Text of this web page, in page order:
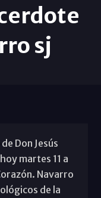
sj
Don Jesús
martes 11 a
Navarro
de la